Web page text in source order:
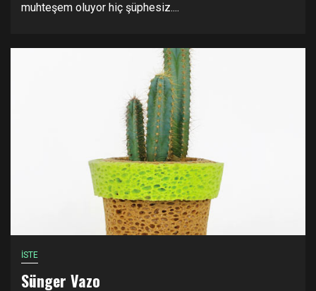
muhteşem oluyor hiç şüphesiz....
İSTE
Sünger Vazo